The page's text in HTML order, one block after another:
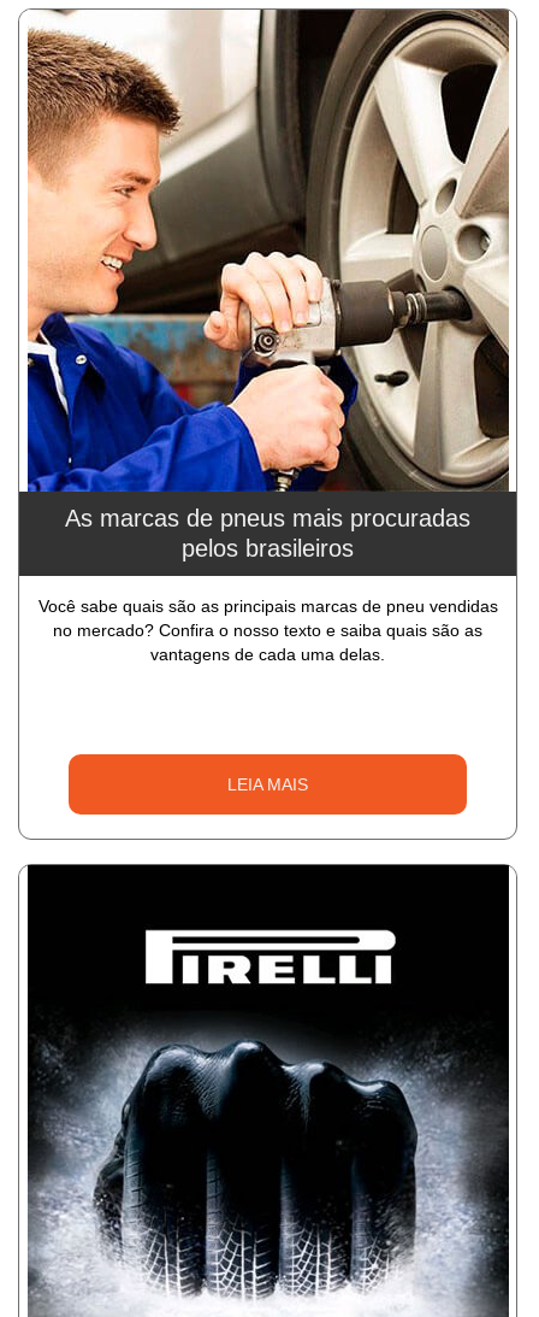
As marcas de pneus mais procuradas
pelos brasileiros
Você sabe quais são as principais marcas de pneu vendidas
no mercado? Confira o nosso texto e saiba quais são as
vantagens de cada uma delas.
LEIA MAIS